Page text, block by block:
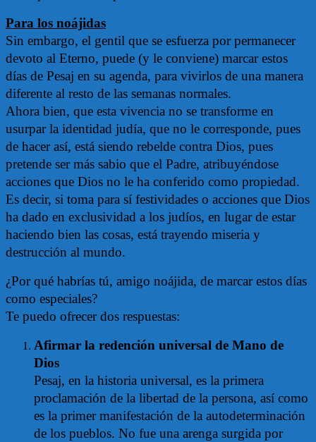
Para los noájidas
Sin embargo, el gentil que se esfuerza por permanecer
devoto al Eterno, puede (y le conviene) marcar estos
días de Pesaj en su agenda, para vivirlos de una manera
diferente al resto de las semanas normales.
Ahora bien, que esta vivencia no se transforme en
usurpar la identidad judía, que no le corresponde, pues
de hacer así, está siendo rebelde contra Dios, pues
pretende ser más sabio que el Padre, atribuyéndose
acciones que Dios no le ha conferido como propiedad.
Es decir, si toma para sí festividades o acciones que Dios
ha dado en exclusividad a los judíos, en lugar de estar
haciendo bien las cosas, está trayendo miseria y
destrucción al mundo.
¿Por qué habrías tú, amigo noájida, de marcar estos días
como especiales?
Te puedo ofrecer dos respuestas:
Afirmar la redención universal de Mano de
Dios
Pesaj, en la historia universal, es la primera
proclamación de la libertad de la persona, así como
es la primer manifestación de la autodeterminación
de los pueblos. No fue una arenga surgida por